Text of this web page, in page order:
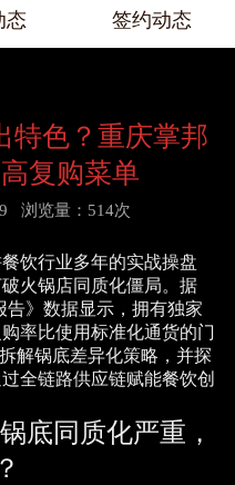
态 签约动态
特色？重庆掌邦
复购菜单
浏览量：514次
饮行业多年的实战操盘
火锅店同质化僵局。据
告》数据显示，拥有独家
率比使用标准化通货的门
解锅底差异化策略，并探
全链路供应链赋能餐饮创
底同质化严重，